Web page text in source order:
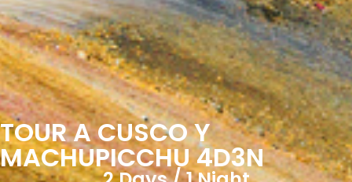
TOUR A CUSCO Y
MACHUPICCHU 4D3N